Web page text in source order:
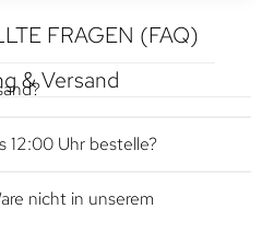
FRAGEN (FAQ)
& Versand
12:00 Uhr bestelle?
nicht in unserem